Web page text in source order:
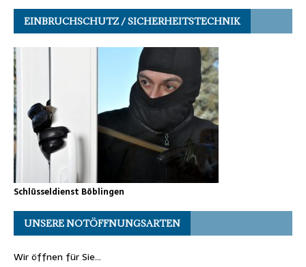
EINBRUCHSCHUTZ / SICHERHEITSTECHNIK
Schlüsseldienst Böblingen
UNSERE NOTÖFFNUNGSARTEN
Wir öffnen für Sie…